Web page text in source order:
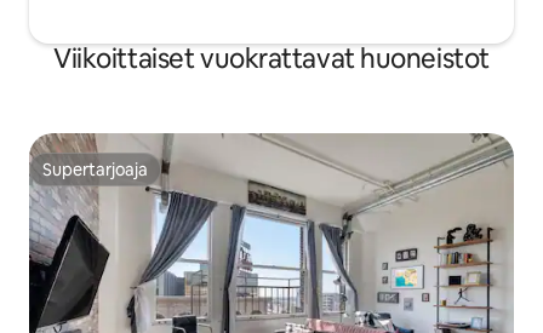
Viikoittaiset vuokrattavat huoneistot
Supertarjoaja
Supertarjoaja